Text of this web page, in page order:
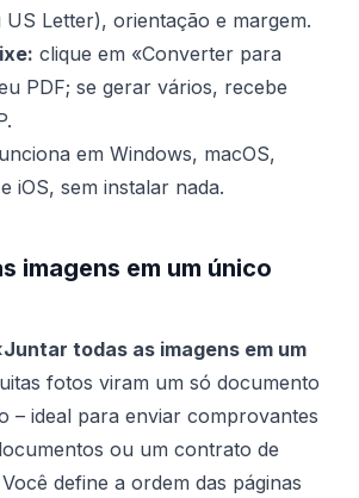
Letter), orientação e margem.
clique em «Converter para
PDF; se gerar vários, recebe
em Windows, macOS,
iOS, sem instalar nada.
imagens em um único
todas as imagens em um
fotos viram um só documento
– ideal para enviar comprovantes
ou um contrato de
define a ordem das páginas